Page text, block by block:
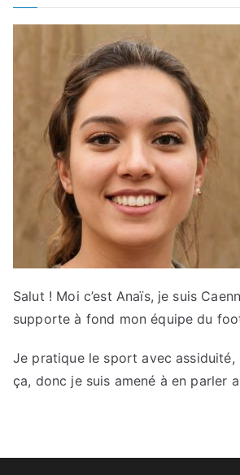
Salut ! Moi c’est Anaïs, je suis
supporte à fond mon équipe du
Je pratique le sport avec assiduité,
ça, donc je suis amené à en parler